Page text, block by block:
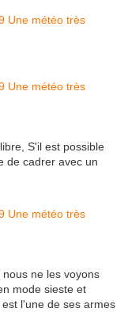
S'il est possible
de cadrer avec un
ne les voyons
mode sieste et
l'une de ses armes